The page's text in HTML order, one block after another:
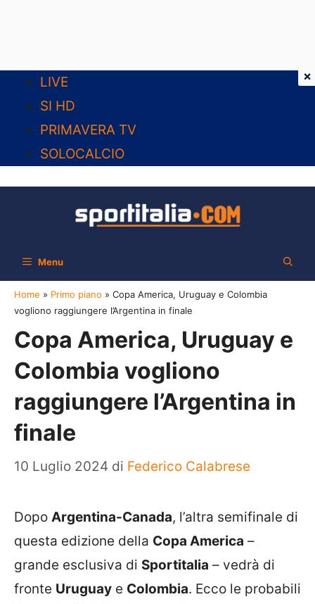
contenuto
LIVE
SI HD
PRIMAVERA TV
SOLOCALCIO
Menu
Home » Primo piano » Copa America, Uruguay e Colombia
vogliono raggiungere l’Argentina in finale
Copa America, Uruguay e
Colombia vogliono
raggiungere l’Argentina in
finale
10 Luglio 2024 di Federico Calabrese
Dopo Argentina-Canada, l’altra semifinale di
questa edizione della Copa America –
grande esclusiva di Sportitalia – vedrà di
fronte Uruguay e Colombia. Ecco le probabili
×